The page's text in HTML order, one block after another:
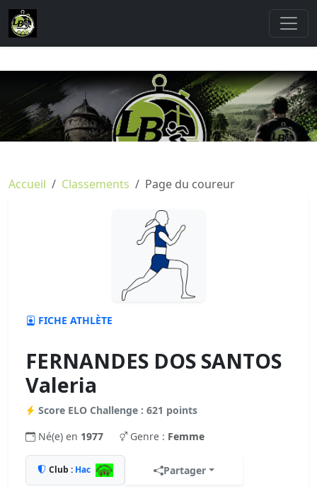
Accueil Classements Page du coureur
FICHE ATHLÈTE
FERNANDES DOS SANTOS
Valeria
Score ELO Challenge : 621 points
Né(e) en 1977 Genre : Femme
Club : Hac Partager